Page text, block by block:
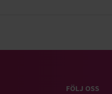
FÖLJ OSS